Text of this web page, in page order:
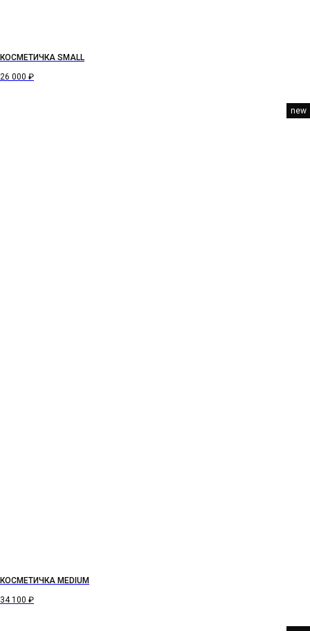
КОСМЕТИЧКА SMALL
26 000 ₽
new
КОСМЕТИЧКА MEDIUM
34 100 ₽